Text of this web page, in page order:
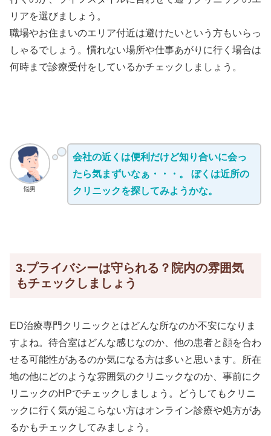
リアを選びましょう。
職場やお住まいのエリア付近は避けたいという方もいらっ
しゃるでしょう。慣れない場所や仕事あがりに行く場合は
何時まで診療受付をしているかチェックしましょう。
悩男
会社の近くは便利だけど知り合いに会っ
たら気まずいなぁ・・・。 ぼくは近所の
クリニックを探してみようかな。
3.プライバシーは守られる？院内の雰囲気
もチェックしましょう
ED治療専門クリニックとはどんな所なのか不安になりま
すよね。待合室はどんな感じなのか、他の患者と顔を合わ
せる可能性があるのか気になる方は多いと思います。所在
地の他にどのような雰囲気のクリニックなのか、事前にク
リニックのHPでチェックしましょう。どうしてもクリニ
ックに行く気が起こらない方はオンライン診療や処方があ
るかもチェックしてみましょう。